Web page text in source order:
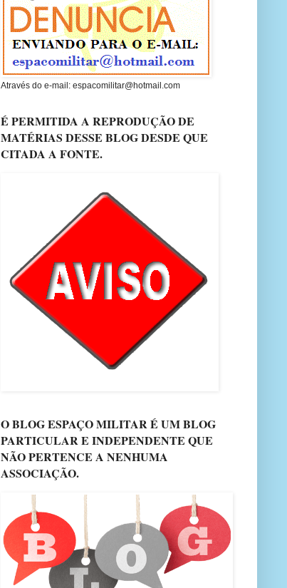
Através do e-mail: espacomilitar@hotmail.com
É PERMITIDA A REPRODUÇÃO DE
MATÉRIAS DESSE BLOG DESDE QUE
CITADA A FONTE.
O BLOG ESPAÇO MILITAR É UM BLOG
PARTICULAR E INDEPENDENTE QUE
NÃO PERTENCE A NENHUMA
ASSOCIAÇÃO.